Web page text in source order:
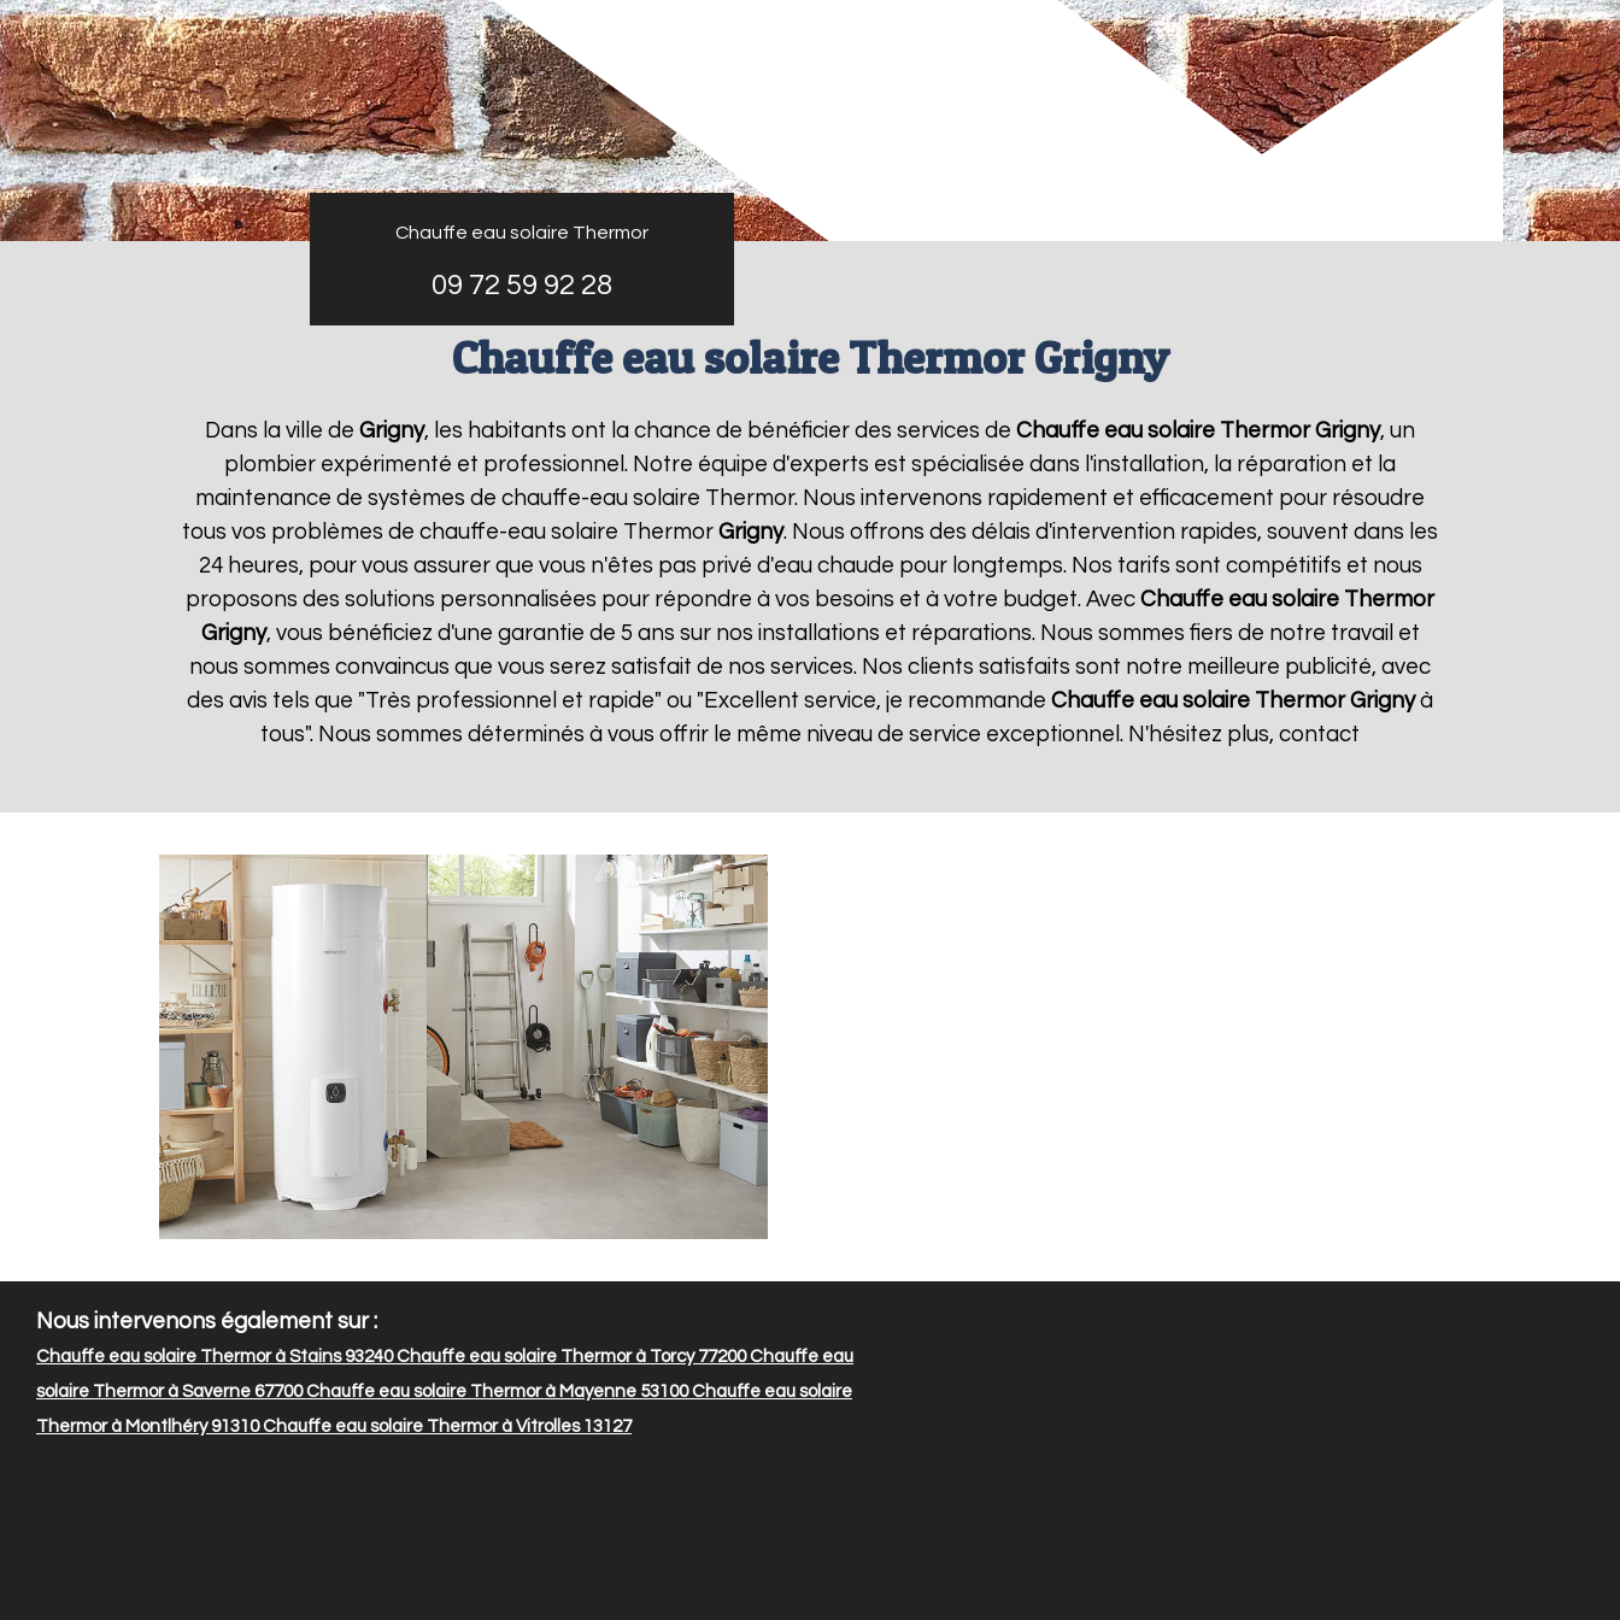
Chauffe eau solaire Thermor
09 72 59 92 28
Chauffe eau solaire Thermor Grigny
Dans la ville de Grigny, les habitants ont la chance de bénéficier des services de Chauffe eau solaire Thermor Grigny, un
plombier expérimenté et professionnel. Notre équipe d'experts est spécialisée dans l'installation, la réparation et la
maintenance de systèmes de chauffe-eau solaire Thermor. Nous intervenons rapidement et efficacement pour résoudre
tous vos problèmes de chauffe-eau solaire Thermor Grigny. Nous offrons des délais d'intervention rapides, souvent dans les
24 heures, pour vous assurer que vous n'êtes pas privé d'eau chaude pour longtemps. Nos tarifs sont compétitifs et nous
proposons des solutions personnalisées pour répondre à vos besoins et à votre budget. Avec Chauffe eau solaire Thermor
Grigny, vous bénéficiez d'une garantie de 5 ans sur nos installations et réparations. Nous sommes fiers de notre travail et
nous sommes convaincus que vous serez satisfait de nos services. Nos clients satisfaits sont notre meilleure publicité, avec
des avis tels que "Très professionnel et rapide" ou "Excellent service, je recommande Chauffe eau solaire Thermor Grignyà
tous". Nous sommes déterminés à vous offrir le même niveau de service exceptionnel. N'hésitez plus, contact
Nous intervenons également sur :
Chauffe eau solaire Thermor à Stains 93240Chauffe eau solaire Thermor à Torcy 77200Chauffe eau
solaire Thermor à Saverne 67700Chauffe eau solaire Thermor à Mayenne 53100Chauffe eau solaire
Thermor à Montlhéry 91310Chauffe eau solaire Thermor à Vitrolles 13127